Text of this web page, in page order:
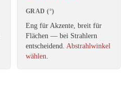
GRAD (°)
Eng für Akzente, breit für
Flächen — bei Strahlern
entscheidend. Abstrahlwinkel
wählen.